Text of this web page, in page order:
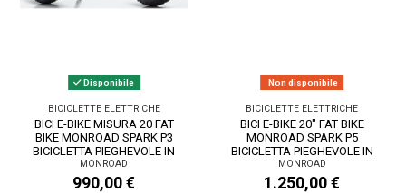
Disponibile
BICICLETTE ELETTRICHE
BICI E-BIKE MISURA 20 FAT
BIKE MONROAD SPARK P3
BICICLETTA PIEGHEVOLE IN
ALLUMINIO...
MONROAD
990,00 €
Non disponibile
BICICLETTE ELETTRICHE
BICI E-BIKE 20" FAT BIKE
MONROAD SPARK P5
BICICLETTA PIEGHEVOLE IN
ALLUMINIO BATTERIA...
MONROAD
1.250,00 €